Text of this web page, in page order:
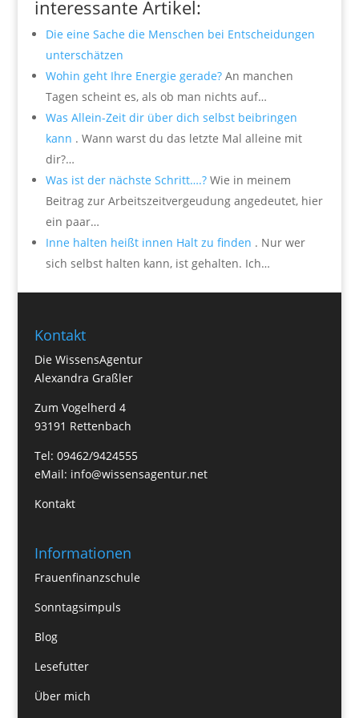
interessante Artikel:
Die eine Sache die Menschen bei Entscheidungen
unterschätzen
Wohin geht Ihre Energie gerade?An manchen
Tagen scheint es, als ob man nichts auf…
Was Allein-Zeit dir über dich selbst beibringen
kann . Wann warst du das letzte Mal alleine mit
dir?…
Was ist der nächste Schritt….?Wie in meinem
Beitrag zur Arbeitszeitvergeudung angedeutet, hier
ein paar…
Inne halten heißt innen Halt zu finden . Nur wer
sich selbst halten kann, ist gehalten. Ich…
Kontakt
Die WissensAgentur
Alexandra Graßler
Zum Vogelherd 4
93191 Rettenbach
Tel: 09462/9424555
eMail: info@wissensagentur.net
Kontakt
Informationen
Frauenfinanzschule
Sonntagsimpuls
Blog
Lesefutter
Über mich